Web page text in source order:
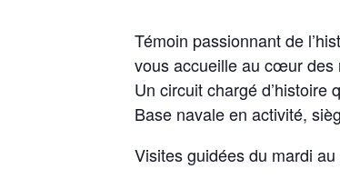
Témoin passionnant de
vous accueille au cœur des
Un circuit chargé
Base navale en activité,
Visites guidées du mardi au